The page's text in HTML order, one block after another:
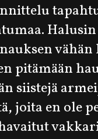
pitämään
siistejä
joita en ole